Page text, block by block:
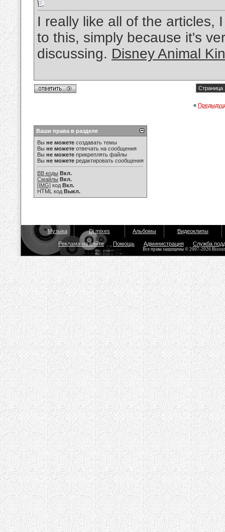
I really like all of the articles,
to this, simply because it's
discussing. Disney Animal
Страница
«
Ваши права в разделе
Вы не можете создавать темы
Вы не можете отвечать на сообщения
Вы не можете прикреплять файлы
Вы не можете редактировать сообщения
BB коды Вкл.
Смайлы Вкл.
[IMG] код Вкл.
HTML код Выкл.
Музыка Dj mixes Альбомы Видеоклипы
Реклама на сайте Помощь Администрация Служба
Все права защищены © 2007-2026